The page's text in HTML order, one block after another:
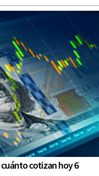
cotizan hoy 6